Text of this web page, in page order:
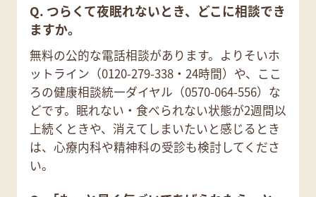
Q. つらくて夜眠れないとき、どこに相談でき
ますか。
無料の公的な電話相談があります。よりそいホ
ットライン（0120-279-338・24時間）や、ここ
ろの健康相談統一ダイヤル（0570-064-556）な
どです。眠れない・食べられない状態が2週間以
上続くときや、消えてしまいたいと感じるとき
は、心療内科や精神科の受診も検討してくださ
い。